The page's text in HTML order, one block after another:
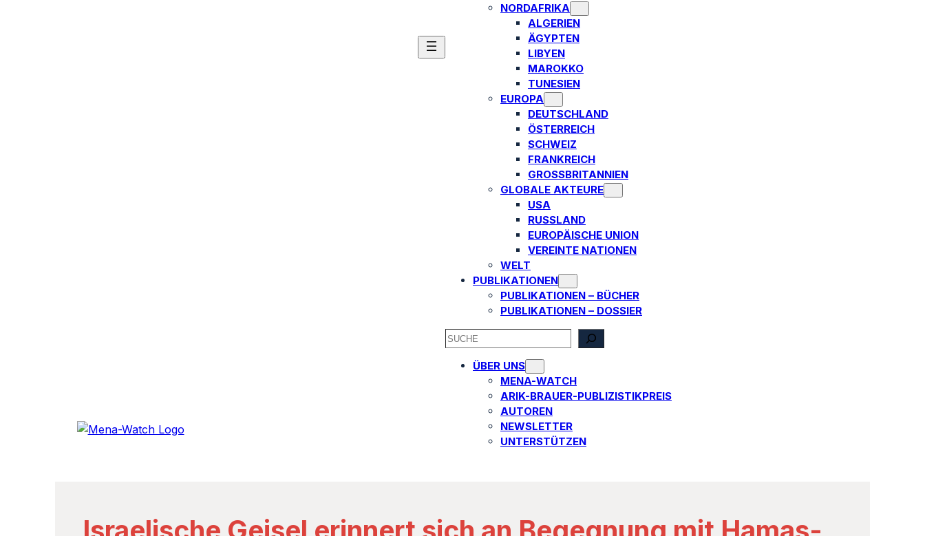
NORDAFRIKA
ALGERIEN
ÄGYPTEN
LIBYEN
MAROKKO
TUNESIEN
EUROPA
DEUTSCHLAND
ÖSTERREICH
SCHWEIZ
FRANKREICH
GROSSBRITANNIEN
GLOBALE AKTEURE
USA
RUSSLAND
EUROPÄISCHE UNION
VEREINTE NATIONEN
WELT
PUBLIKATIONEN
PUBLIKATIONEN – BÜCHER
PUBLIKATIONEN – DOSSIER
SEARCH
ÜBER UNS
MENA-WATCH
ARIK-BRAUER-PUBLIZISTIKPREIS
AUTOREN​
NEWSLETTER
UNTERSTÜTZEN